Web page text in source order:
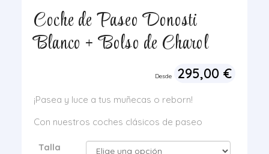
Coche de Paseo Donosti
Blanco + Bolso de Charol
Desde 295,00 €
¡Pasea y luce a tus muñecas o reborn!
Con nuestros coches clásicos de paseo
Talla